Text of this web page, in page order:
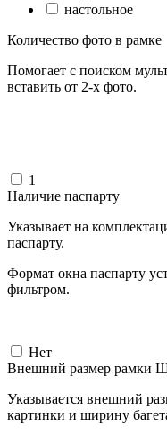
настольное
Количество фото в рамке
Помогает с поиском
вставить от 2-х фото.
1
Наличие паспарту
Указывает на
паспарту.
Формат окна паспарту
фильтром.
Нет
Внешний размер рамки
Указывается внешний
картинки и ширину